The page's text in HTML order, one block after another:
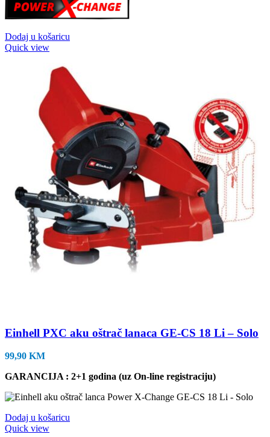
Dodaj u košaricu
Quick view
Einhell PXC aku oštrač lanaca GE-CS 18 Li – Solo
99,90 KM
GARANCIJA : 2+1 godina (uz On-line registraciju)
Dodaj u košaricu
Quick view